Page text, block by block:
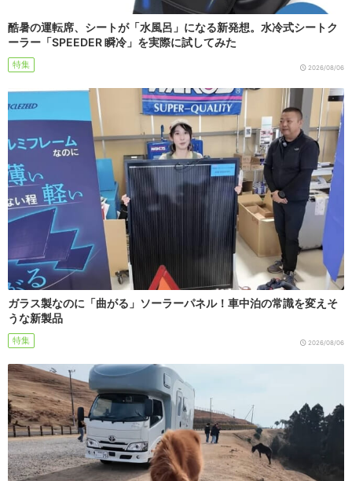
酷暑の運転席、シートが「水風呂」になる新発想。水冷式シートク
ーラー「SPEEDER 瞬冷」を実際に試してみた
特集 2026/08/06
ガラス製なのに「曲がる」ソーラーパネル！車中泊の常識を変えそ
うな新製品
特集 2026/08/06